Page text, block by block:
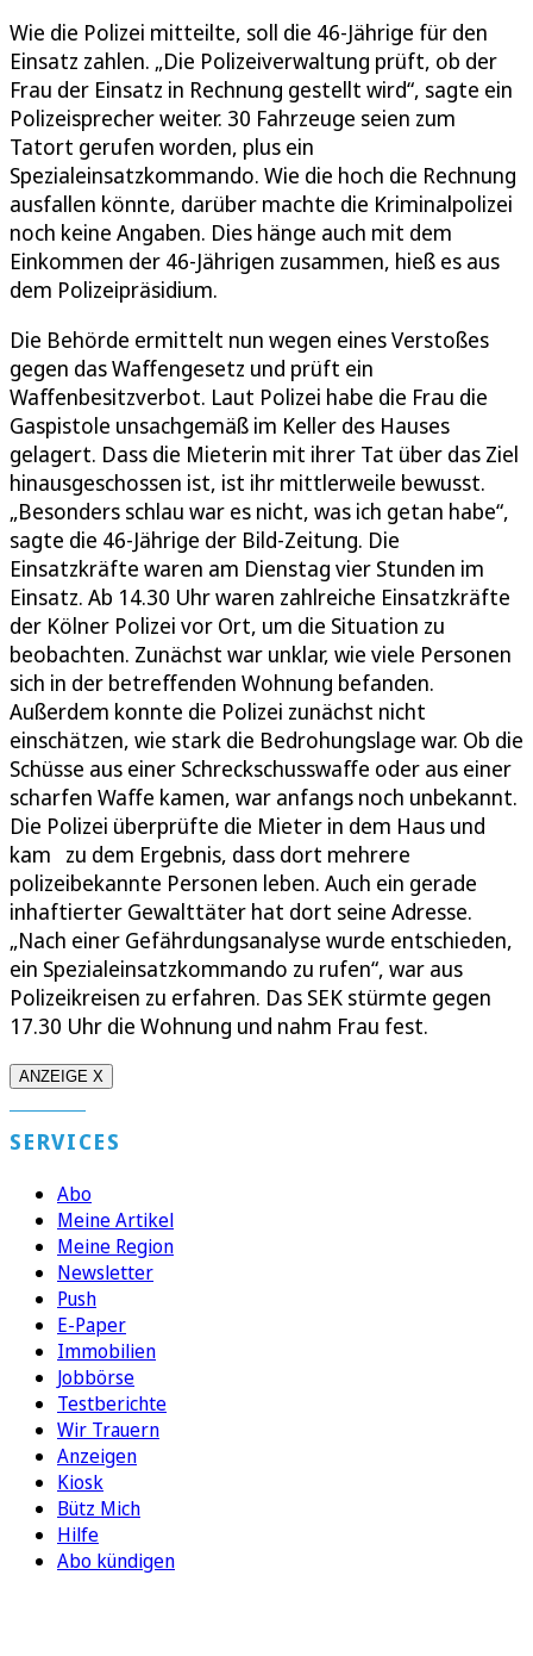
Wie die Polizei mitteilte, soll die 46-Jährige für den
Einsatz zahlen. „Die Polizeiverwaltung prüft, ob der
Frau der Einsatz in Rechnung gestellt wird“, sagte ein
Polizeisprecher weiter. 30 Fahrzeuge seien zum
Tatort gerufen worden, plus ein
Spezialeinsatzkommando. Wie die hoch die Rechnung
ausfallen könnte, darüber machte die Kriminalpolizei
noch keine Angaben. Dies hänge auch mit dem
Einkommen der 46-Jährigen zusammen, hieß es aus
dem Polizeipräsidium.
Die Behörde ermittelt nun wegen eines Verstoßes
gegen das Waffengesetz und prüft ein
Waffenbesitzverbot. Laut Polizei habe die Frau die
Gaspistole unsachgemäß im Keller des Hauses
gelagert. Dass die Mieterin mit ihrer Tat über das Ziel
hinausgeschossen ist, ist ihr mittlerweile bewusst.
„Besonders schlau war es nicht, was ich getan habe“,
sagte die 46-Jährige der Bild-Zeitung. Die
Einsatzkräfte waren am Dienstag vier Stunden im
Einsatz. Ab 14.30 Uhr waren zahlreiche Einsatzkräfte
der Kölner Polizei vor Ort, um die Situation zu
beobachten. Zunächst war unklar, wie viele Personen
sich in der betreffenden Wohnung befanden.
Außerdem konnte die Polizei zunächst nicht
einschätzen, wie stark die Bedrohungslage war. Ob die
Schüsse aus einer Schreckschusswaffe oder aus einer
scharfen Waffe kamen, war anfangs noch unbekannt.
Die Polizei überprüfte die Mieter in dem Haus und
kam zu dem Ergebnis, dass dort mehrere
polizeibekannte Personen leben. Auch ein gerade
inhaftierter Gewalttäter hat dort seine Adresse.
„Nach einer Gefährdungsanalyse wurde entschieden,
ein Spezialeinsatzkommando zu rufen“, war aus
Polizeikreisen zu erfahren. Das SEK stürmte gegen
17.30 Uhr die Wohnung und nahm Frau fest.
ANZEIGE X
SERVICES
Abo
Meine Artikel
Meine Region
Newsletter
Push
E-Paper
Immobilien
Jobbörse
Testberichte
Wir Trauern
Anzeigen
Kiosk
Bütz Mich
Hilfe
Abo kündigen